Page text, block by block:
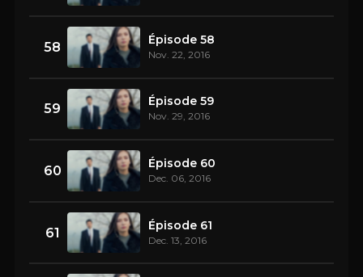
58 Épisode 58
Nov. 22, 2016
59 Épisode 59
Nov. 29, 2016
60 Épisode 60
Dec. 06, 2016
61 Épisode 61
Dec. 13, 2016